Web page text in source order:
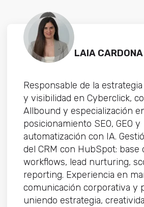
LAIA CARDONA
Responsable de la
y visibilidad en Cyberclick,
Allbound y especialización
posicionamiento SEO, GEO y
automatización con IA.
del CRM con HubSpot: base
workflows, lead nurturing,
reporting. Experiencia en
comunicación corporativa y
uniendo estrategia,